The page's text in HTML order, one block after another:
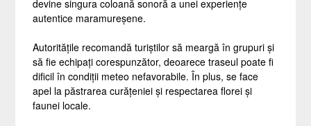
devine singura coloană sonoră a unei experiențe
autentice maramureșene.
Autoritățile recomandă turiștilor să meargă în grupuri și
să fie echipați corespunzător, deoarece traseul poate fi
dificil în condiții meteo nefavorabile. În plus, se face
apel la păstrarea curățeniei și respectarea florei și
faunei locale.